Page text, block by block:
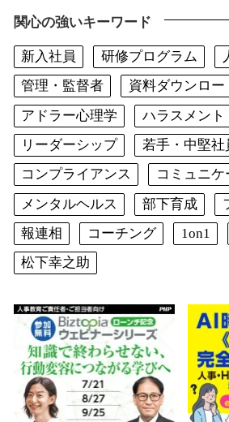
関心の強いキーワード
新入社員 研修プログラム
管理・監督者
資料ダウンロー
アドラー心理学
ハラスメント
リーダーシップ
若手・中堅社
コンプライアンス
コミュニケ
メンタルヘルス
部下育成
報連相
コーチング 1on1
松下幸之助